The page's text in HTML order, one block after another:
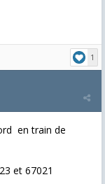
1
en train de
et 67021